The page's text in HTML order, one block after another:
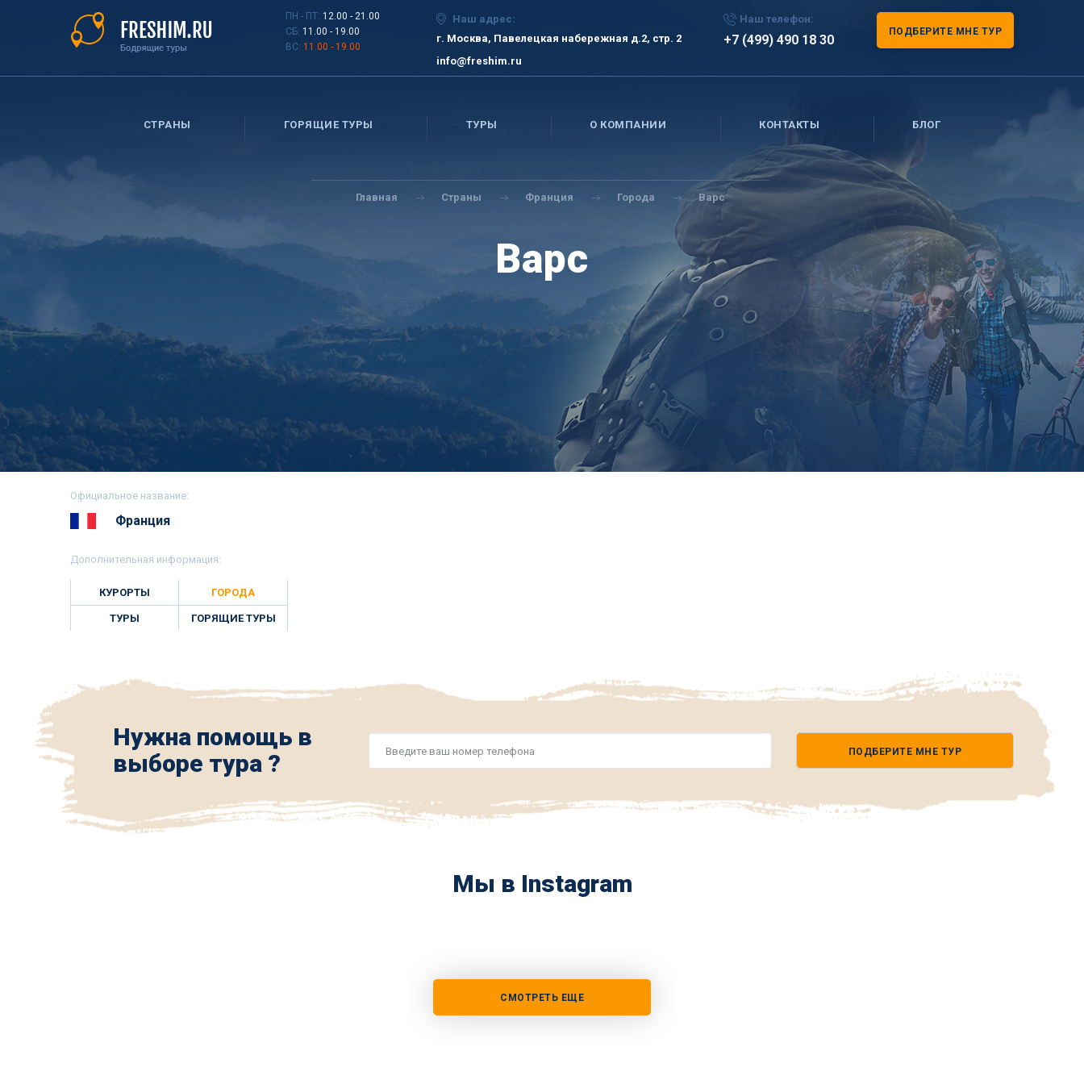
ПН - ПТ: 12.00 - 21.00
СБ: 11.00 - 19.00
ВС: 11.00 - 19.00
Наш адрес:
г. Москва, Павелецкая набережная д.2, стр. 2
info@freshim.ru
Наш телефон:
+7 (499) 490 18 30
ПОДБЕРИТЕ МНЕ ТУР
СТРАНЫ ГОРЯЩИЕ ТУРЫ ТУРЫ О КОМПАНИИ КОНТАКТЫ БЛОГ
Вы
здесь
Главная Страны Франция Города Варс
Варс
Официальное название:
Франция
Дополнительная информация:
КУРОРТЫ ГОРОДА
ТУРЫ ГОРЯЩИЕ ТУРЫ
Нужна помощь в
выборе тура ?
*
ПОДБЕРИТЕ МНЕ ТУР
Мы в Instagram
СМОТРЕТЬ ЕЩЕ